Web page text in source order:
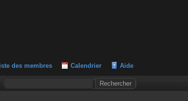
des membres Calendrier Aide